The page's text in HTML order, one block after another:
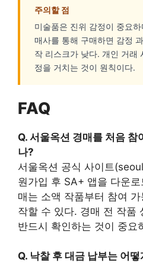
주의할 점
미술품은 진위 감정이 중요
매사를 통해 구매하면 감정
작 리스크가 낮다. 개인 거래
정을 거치는 것이 원칙이다.
FAQ
Q. 서울옥션 경매를 처음
나?
서울옥션 공식 사이트
원가입 후 SA+ 앱을 다운
매는 소액 작품부터 참여
작할 수 있다. 경매 전 작품
반드시 확인하는 것이 중요
Q. 낙찰 후 대금 납부는 어